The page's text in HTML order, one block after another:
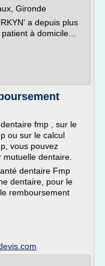
Gironde
a depuis plus
à domicile...
fmp , sur le
ou sur le calcul
vous pouvez
dentaire.
dentaire Fmp
dentaire, pour le
remboursement